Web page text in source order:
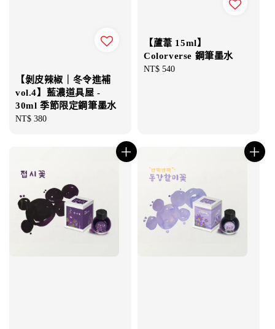
【剝皮辣椒｜冬令進補
vol.4】藍濃道具屋 -
30ml 季節限定鋼筆墨水
Regular
NT$ 380
【蘆葦 15ml】
Colorverse 鋼筆墨水
Regular
NT$ 540